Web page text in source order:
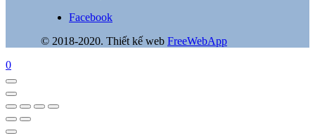
Facebook
© 2018-2020. Thiết kế web FreeWebApp
0